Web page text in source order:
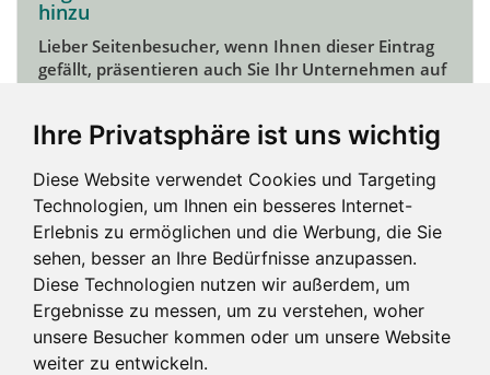
Ihre Privatsphäre ist uns wichtig
Diese Website verwendet Cookies und Targeting
Technologien, um Ihnen ein besseres Internet-
Erlebnis zu ermöglichen und die Werbung, die Sie
sehen, besser an Ihre Bedürfnisse anzupassen.
Diese Technologien nutzen wir außerdem, um
Ergebnisse zu messen, um zu verstehen, woher
unsere Besucher kommen oder um unsere Website
weiter zu entwickeln.
hinzu
Lieber Seitenbesucher, wenn Ihnen dieser Eintrag
gefällt, präsentieren auch Sie Ihr Unternehmen auf
Mein Unternehmen hinzufügen